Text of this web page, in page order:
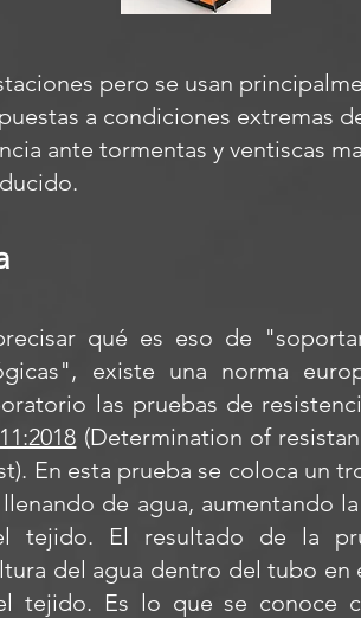
pero se usan
a condiciones extremas
ante tormentas y ventiscas
qué es eso de
existe una norma
las pruebas de
(Determination of
En esta prueba se coloca un
de agua, aumentando
tejido. El resultado de la
del agua dentro del tubo
tejido. Es lo que se conoce